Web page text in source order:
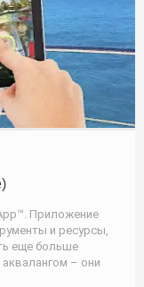
Приложение
и ресурсы,
еще больше
– они